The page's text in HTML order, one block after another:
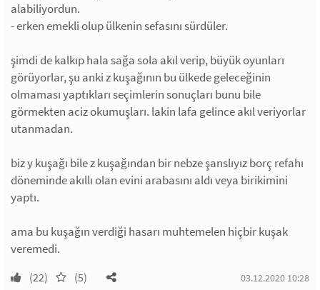
alabiliyordun.
- erken emekli olup ülkenin sefasını sürdüler.
şimdi de kalkıp hala sağa sola akıl verip, büyük oyunları
görüyorlar, şu anki z kuşağının bu ülkede geleceğinin
olmaması yaptıkları seçimlerin sonuçları bunu bile
görmekten aciz okumuşları. lakin lafa gelince akıl veriyorlar
utanmadan.
biz y kuşağı bile z kuşağından bir nebze şanslıyız borç refahı
döneminde akıllı olan evini arabasını aldı veya birikimini
yaptı.
ama bu kuşağın verdiği hasarı muhtemelen hiçbir kuşak
veremedi.
(22) (5) 03.12.2020 10:28